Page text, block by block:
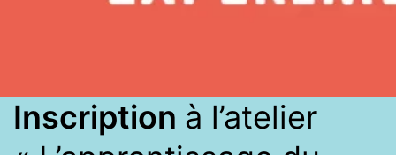
Inscription à l’atelier